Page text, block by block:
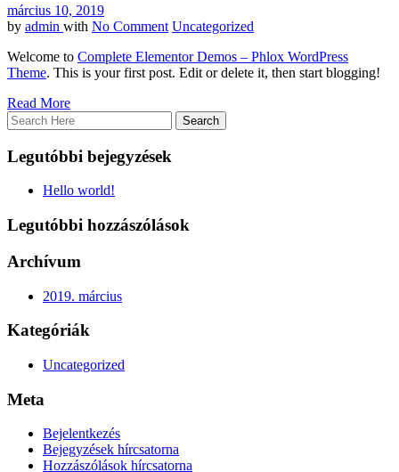
március 10, 2019
by admin with No Comment Uncategorized
Welcome to Complete Elementor Demos – Phlox WordPress
Theme. This is your first post. Edit or delete it, then start blogging!
Read More
Legutóbbi bejegyzések
Hello world!
Legutóbbi hozzászólások
Archívum
2019. március
Kategóriák
Uncategorized
Meta
Bejelentkezés
Bejegyzések hírcsatorna
Hozzászólások hírcsatorna